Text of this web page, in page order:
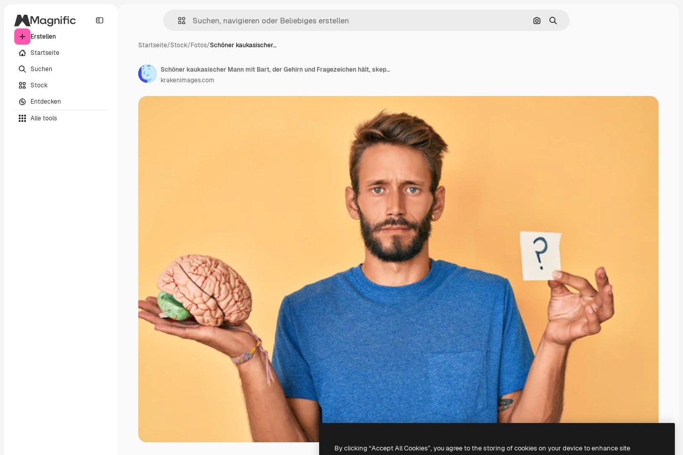
Erstellen
Startseite
Suchen
Stock
Entdecken
Alle tools
Nach Bild suchen
Suchen
Startseite/Stock/Fotos/Schöner kaukasischer…
Schöner kaukasischer Mann mit Bart, der Gehirn und Fragezeichen hält, skeptisch und nervös, runzelt die Stirn wegen des Problems. Negativer Mensch.
krakenimages.com
By clicking “Accept All Cookies”, you agree to the storing of cookies on your device to enhance site